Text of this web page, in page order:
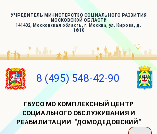
УЧРЕДИТЕЛЬ МИНИСТЕРСТВО СОЦИАЛЬНОГО РАЗВИТИЯ
МОСКОВСКОЙ ОБЛАСТИ
141402, Московская область, г. Москва, ул. Кирова, д.
16/10
8 (495) 548-42-90
ГБУСО МО КОМПЛЕКСНЫЙ ЦЕНТР
СОЦИАЛЬНОГО ОБСЛУЖИВАНИЯ И
РЕАБИЛИТАЦИИ "ДОМОДЕДОВСКИЙ"